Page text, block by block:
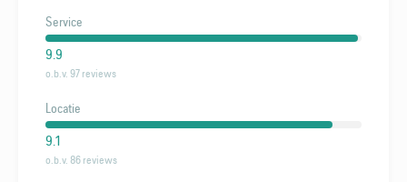
Service
9.9
o.b.v. 97 reviews
Locatie
9.1
o.b.v. 86 reviews